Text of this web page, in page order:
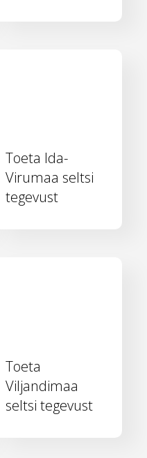
Toeta Ida-
Virumaa seltsi
tegevust
Toeta
Viljandimaa
seltsi tegevust